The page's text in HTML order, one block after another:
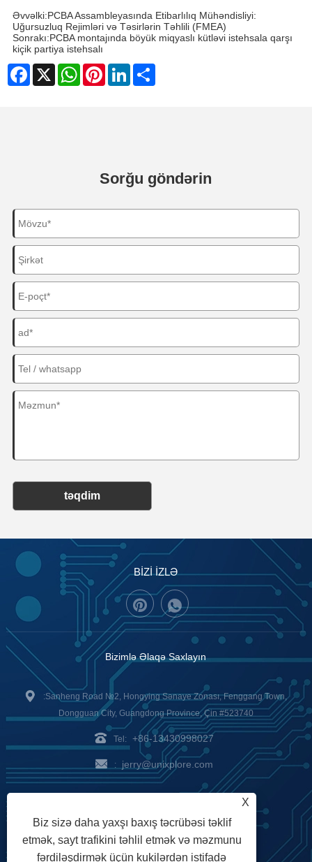
Əvvəlki:PCBA Assambleyasında Etibarlılıq Mühəndisliyi:
Uğursuzluq Rejimləri və Təsirlərin Təhlili (FMEA)
Sonrakı:PCBA montajında ​​böyük miqyaslı kütləvi istehsala qarşı
kiçik partiya istehsalı
Facebook
X WhatsAppPinterestLinkedInShare
Sorğu göndərin
təqdim
BİZİ İZLƏ
Bizimlə Əlaqə Saxlayın
:Sanheng Road №2, Hongying Sənaye Zonası, Fenggang Town,
Dongguan City, Guangdong Province, Çin #523740
Tel: +86-13430998027
: jerry@unixplore.com
Options
X
Biz sizə daha yaxşı baxış təcrübəsi təklif
etmək, sayt trafikini təhlil etmək və məzmunu
fərdiləşdirmək üçün kukilərdən istifadə